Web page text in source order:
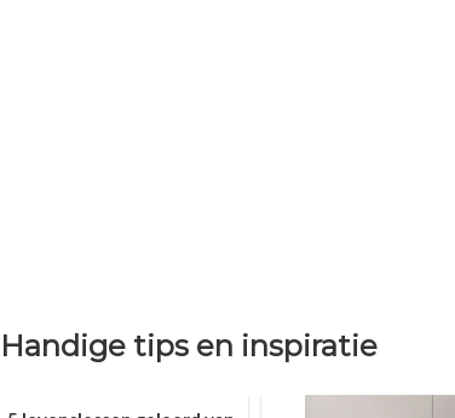
Handige tips en inspiratie